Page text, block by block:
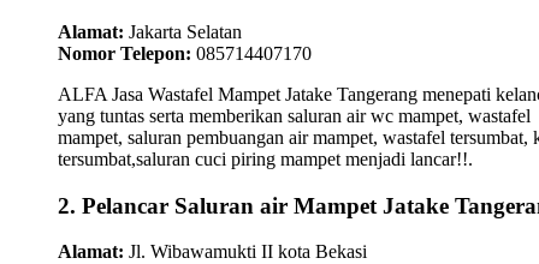
Alamat: Jakarta Selatan
Nomor Telepon: 085714407170
ALFA Jasa Wastafel Mampet Jatake Tangerang menepati
yang tuntas serta memberikan saluran air wc mampet, wastafel
mampet, saluran pembuangan air mampet, wastafel tersumbat,
tersumbat,saluran cuci piring mampet menjadi lancar!!.
2. Pelancar Saluran air Mampet Jatake
Alamat: Jl. Wibawamukti II kota Bekasi